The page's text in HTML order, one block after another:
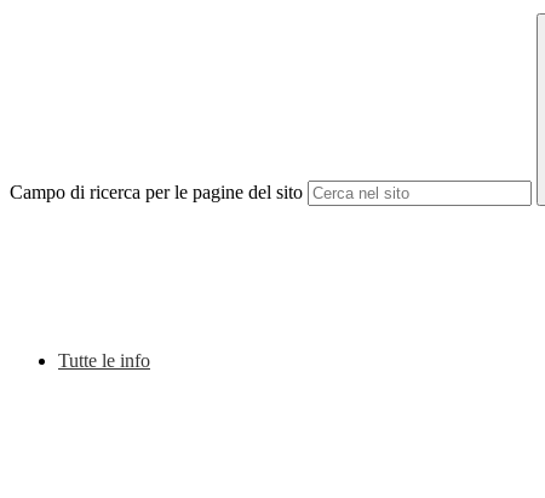
Campo di ricerca per le pagine del sito
Tutte le info